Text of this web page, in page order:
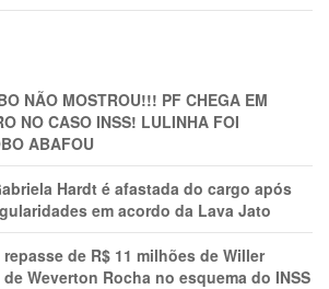
NÃO MOSTROU!!! PF CHEGA EM
NO CASO INSS! LULINHA FOI
ABAFOU
Hardt é afastada do cargo após
em acordo da Lava Jato
de R$ 11 milhões de Willer
Weverton Rocha no esquema do INSS